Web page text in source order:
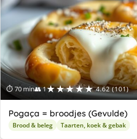
⏱ 70 min👥 1★★★★★ 4.62 (101)
Pogaça = broodjes (Gevulde)
Brood & beleg Taarten, koek & gebak